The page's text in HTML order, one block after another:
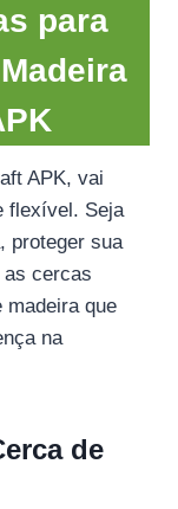
para
APK, vai
flexível. Seja
proteger sua
cercas
madeira que
na
de